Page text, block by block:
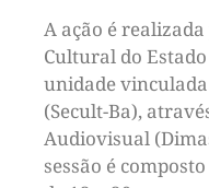
A ação é
Cultural do
unidade
(Secult-Ba),
Audiovisual
sessão é